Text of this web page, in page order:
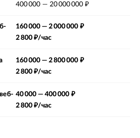
400 000 — 20 000 000 ₽
160 000 —2 000 000 ₽
2 800 ₽/час
160 000 —2 800 000 ₽
2 800 ₽/час
40 000 —400 000 ₽
2 800 ₽/час